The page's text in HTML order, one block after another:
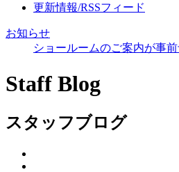
更新情報/RSSフィード
お知らせ
ショールームのご案内が事
Staff Blog
スタッフブログ